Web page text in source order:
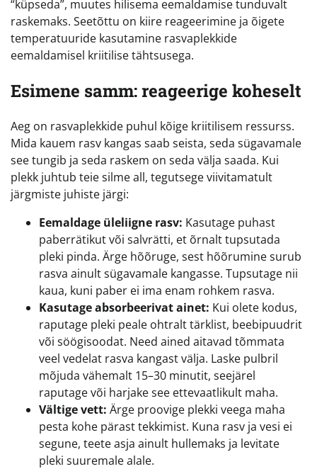
“küpseda”, muutes hilisema eemaldamise tunduvalt
raskemaks. Seetõttu on kiire reageerimine ja õigete
temperatuuride kasutamine rasvaplekkide
eemaldamisel kriitilise tähtsusega.
Esimene samm: reageerige koheselt
Aeg on rasvaplekkide puhul kõige kriitilisem ressurss.
Mida kauem rasv kangas saab seista, seda sügavamale
see tungib ja seda raskem on seda välja saada. Kui
plekk juhtub teie silme all, tegutsege viivitamatult
järgmiste juhiste järgi:
Eemaldage üleliigne rasv: Kasutage puhast
paberrätikut või salvrätti, et õrnalt tupsutada
pleki pinda. Ärge hõõruge, sest hõõrumine surub
rasva ainult sügavamale kangasse. Tupsutage nii
kaua, kuni paber ei ima enam rohkem rasva.
Kasutage absorbeerivat ainet: Kui olete kodus,
raputage pleki peale ohtralt tärklist, beebipuudrit
või söögisoodat. Need ained aitavad tõmmata
veel vedelat rasva kangast välja. Laske pulbril
mõjuda vähemalt 15–30 minutit, seejärel
raputage või harjake see ettevaatlikult maha.
Vältige vett: Ärge proovige plekki veega maha
pesta kohe pärast tekkimist. Kuna rasv ja vesi ei
segune, teete asja ainult hullemaks ja levitate
pleki suuremale alale.